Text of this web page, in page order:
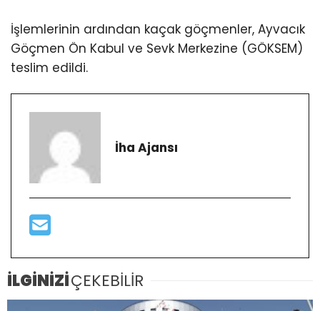
İşlemlerinin ardından kaçak göçmenler, Ayvacık
Göçmen Ön Kabul ve Sevk Merkezine (GÖKSEM)
teslim edildi.
İha Ajansı
İLGİNİZİÇEKEBİLİR